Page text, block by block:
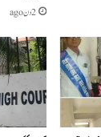
2 دن ago